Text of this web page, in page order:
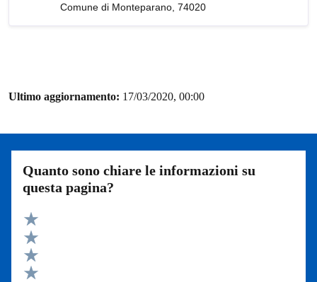
Comune di Monteparano, 74020
Ultimo aggiornamento: 17/03/2020, 00:00
Quanto sono chiare le informazioni su
questa pagina?
Valuta 5 stelle su 5
Valuta 4 stelle su 5
Valuta 3 stelle su 5